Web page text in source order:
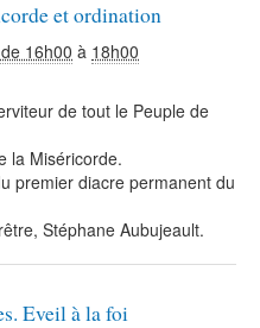
et ordination
16h00 à 18h00
de tout le Peuple de
la Miséricorde.
premier diacre permanent du
Stéphane Aubujeault.
Eveil à la foi